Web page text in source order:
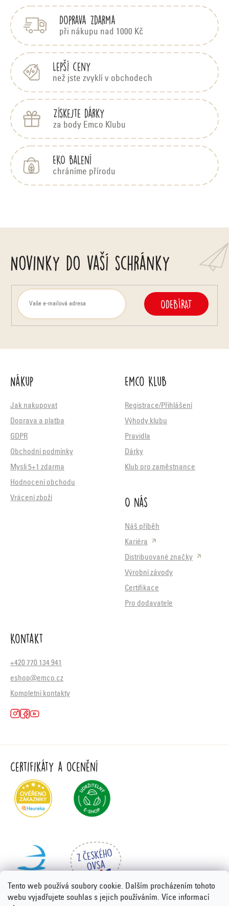
Tento web používá soubory cookie. Dalším procházením tohoto
webu vyjadřujete souhlas s jejich používáním. Více informací
d
a
c
p
r
v
k
v
ý
i
u
á
n
k
o
v
á
n
Doprava zdarma
při nákupu nad 1000 Kč
Lepší ceny
než jste zvyklí v obchodech
Získejte dárky
za body Emco Klubu
EKO balení
chráníme přírodu
Novinky do vaší schránky
ODEBÍRAT
Nákup
Jak nakupovat
Doprava a platba
GDPR
Obchodní podmínky
Mysli 5+1 zdarma
Hodnocení obchodu
Vrácení zboží
Emco Klub
Registrace/Přihlášení
Výhody klubu
Pravidla
Dárky
Klub pro zaměstnance
O nás
Náš příběh
Kariéra
Distribuované značky
Výrobní závody
Certifikace
Pro dodavatele
Kontakt
+420 770 134 941
eshop@emco.cz
Kompletní kontakty
Certifikáty a ocenění